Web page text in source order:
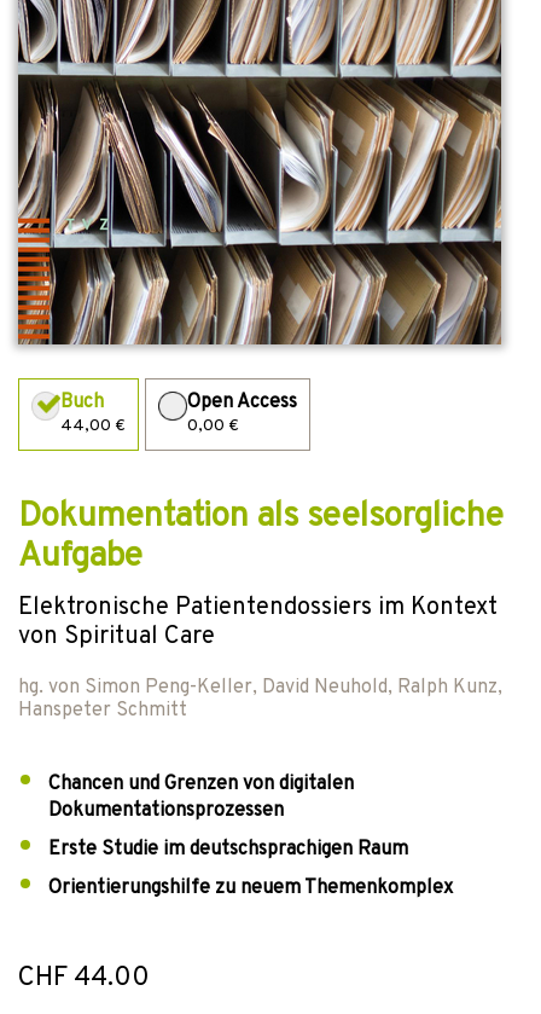
Buch
44,00 €
Open Access
0,00 €
Dokumentation als seelsorgliche
Aufgabe
Elektronische Patientendossiers im Kontext
von Spiritual Care
hg. von Simon Peng-Keller, David Neuhold, Ralph Kunz,
Hanspeter Schmitt
Chancen und Grenzen von digitalen
Dokumentationsprozessen
Erste Studie im deutschsprachigen Raum
Orientierungshilfe zu neuem Themenkomplex
CHF 44.00